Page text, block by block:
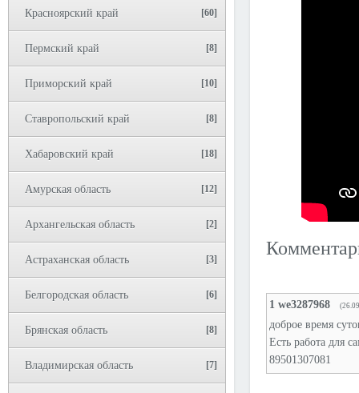
Красноярский край [60]
Пермский край [8]
Приморский край [10]
Ставропольский край [8]
Хабаровский край [18]
Амурская область [12]
Архангельская область [2]
Астраханская область [3]
Белгородская область [6]
Брянская область [8]
Владимирская область [7]
1 we3287968
доброе время
Есть работа для
89501307081